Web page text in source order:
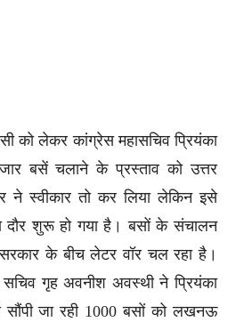
को लेकर कांग्रेस महासचिव प्रियंका
बसें चलाने के प्रस्ताव को उत्तर
ने स्वीकार तो कर लिया लेकिन इसे
दौर शुरू हो गया है। बसों के संचालन
के बीच लेटर वॉर चल रहा है।
गृह अवनीश अवस्थी ने प्रियंका
सौंपी जा रही 1000 बसों को लखनऊ